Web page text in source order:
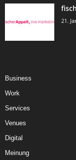
21.
Business
Work
Services
Venues
Digital
Meinung